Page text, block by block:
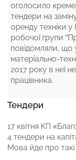
оголосило
тендери на
оренду техніки у
робочої групи
повідомляли, що
матеріально-
2017 року в неї
працівника.
Тендери
17 квітня КП
4 тендери на
Мова йде про такі